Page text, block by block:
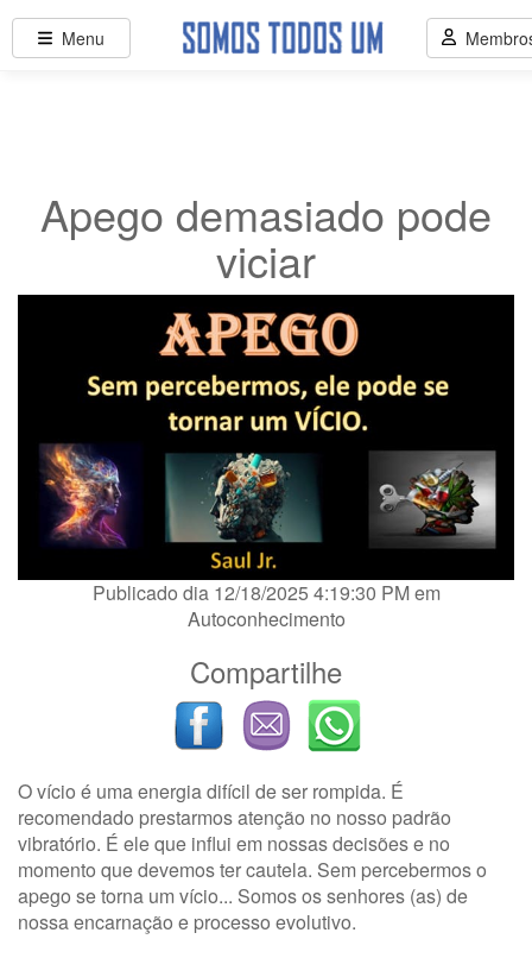
Apego demasiado pode
viciar
Publicado dia 12/18/2025 4:19:30 PM em
Autoconhecimento
Compartilhe
O vício é uma energia difícil de ser rompida. É
recomendado prestarmos atenção no nosso padrão
vibratório. É ele que influi em nossas decisões e no
momento que devemos ter cautela. Sem percebermos o
apego se torna um vício... Somos os senhores (as) de
nossa encarnação e processo evolutivo.
Menu